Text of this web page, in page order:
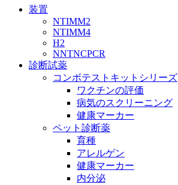
装置
NTIMM2
NTIMM4
H2
NNTNCPCR
診断試薬
コンボテストキットシリーズ
ワクチンの評価
病気のスクリーニング
健康マーカー
ペット診断薬
育種
アレルゲン
健康マーカー
内分泌